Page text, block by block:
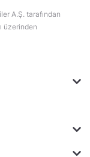
A.Ş. tarafından
üzerinden